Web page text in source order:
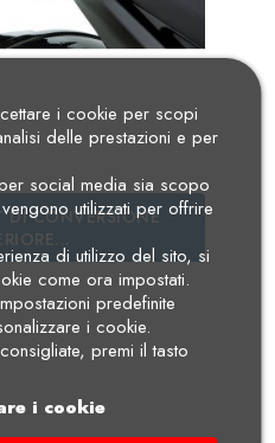
DI CONVERSIONE
i cookie per scopi
delle prestazioni e per
social media sia scopo
utilizzati per offrire
di utilizzo del sito, si
come ora impostati.
predefinite
i cookie.
premi il tasto
i cookie